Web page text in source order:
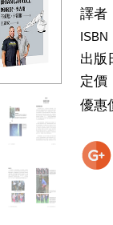
譯者
ISBN
出版
定價
優惠